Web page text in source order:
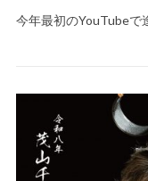
今年最初のYouTubeで